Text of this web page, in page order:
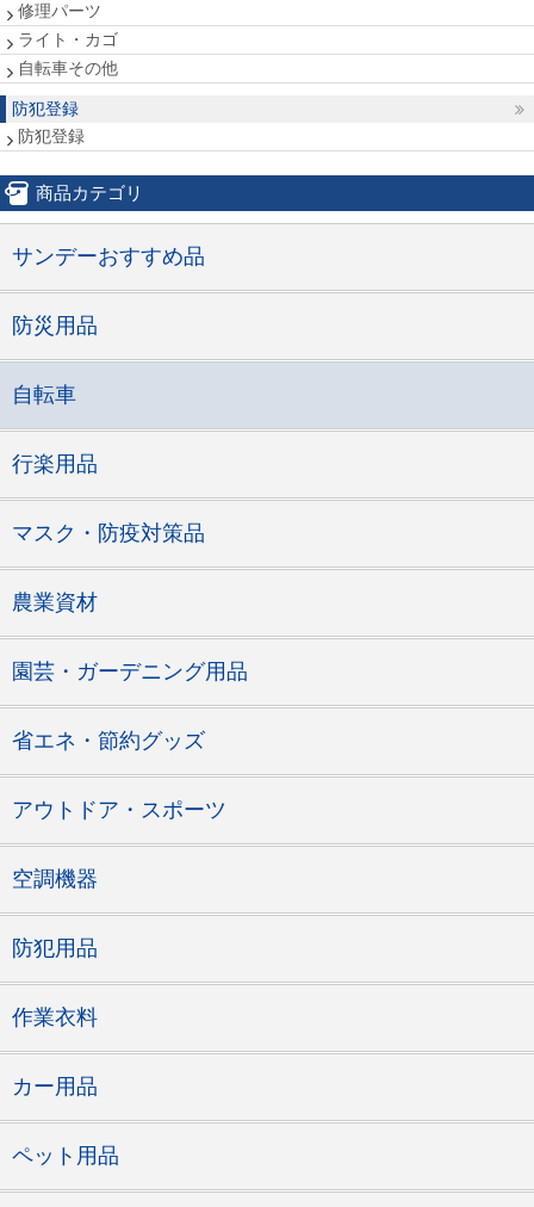
修理パーツ
ライト・カゴ
自転車その他
防犯登録
防犯登録
商品カテゴリ
サンデーおすすめ品
防災用品
自転車
行楽用品
マスク・防疫対策品
農業資材
園芸・ガーデニング用品
省エネ・節約グッズ
アウトドア・スポーツ
空調機器
防犯用品
作業衣料
カー用品
ペット用品